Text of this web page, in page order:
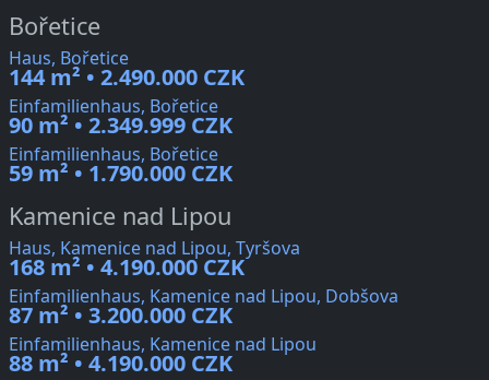
Bořetice
Haus, Bořetice
144 m² • 2.490.000 CZK
Einfamilienhaus, Bořetice
90 m² • 2.349.999 CZK
Einfamilienhaus, Bořetice
59 m² • 1.790.000 CZK
Kamenice nad Lipou
Haus, Kamenice nad Lipou, Tyršova
168 m² • 4.190.000 CZK
Einfamilienhaus, Kamenice nad Lipou, Dobšova
87 m² • 3.200.000 CZK
Einfamilienhaus, Kamenice nad Lipou
88 m² • 4.190.000 CZK